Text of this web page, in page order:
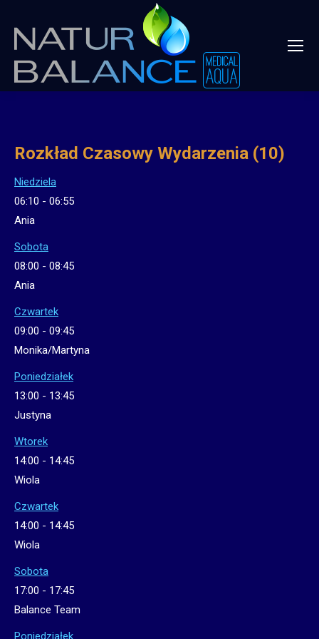
Rozkład Czasowy Wydarzenia (10)
Niedziela
06:10 - 06:55
Ania
Sobota
08:00 - 08:45
Ania
Czwartek
09:00 - 09:45
Monika/Martyna
Poniedziałek
13:00 - 13:45
Justyna
Wtorek
14:00 - 14:45
Wiola
Czwartek
14:00 - 14:45
Wiola
Sobota
17:00 - 17:45
Balance Team
Poniedziałek